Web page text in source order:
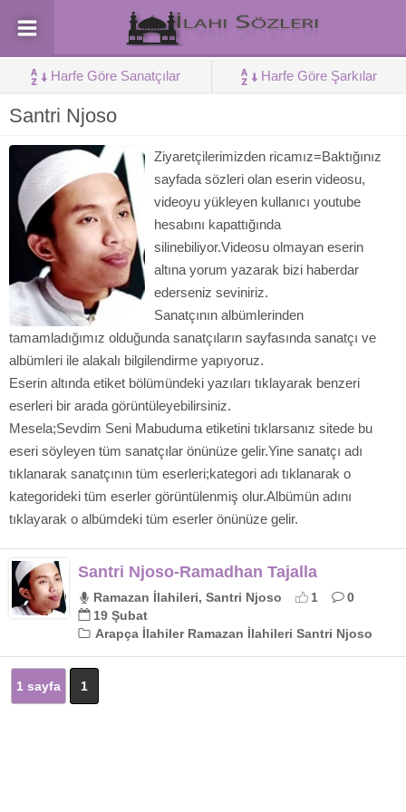
Harfe Göre Sanatçılar Harfe Göre Şarkılar
Santri Njoso
Ziyaretçilerimizden ricamız=Baktığınız
sayfada sözleri olan eserin videosu,
videoyu yükleyen kullanıcı youtube
hesabını kapattığında
silinebiliyor.Videosu olmayan eserin
altına yorum yazarak bizi haberdar
ederseniz seviniriz.
Sanatçının albümlerinden
tamamladığımız olduğunda sanatçıların sayfasında sanatçı ve
albümleri ile alakalı bilgilendirme yapıyoruz.
Eserin altında etiket bölümündeki yazıları tıklayarak benzeri
eserleri bir arada görüntüleyebilirsiniz.
Mesela;Sevdim Seni Mabuduma etiketini tıklarsanız sitede bu
eseri söyleyen tüm sanatçılar önünüze gelir.Yine sanatçı adı
tıklanarak sanatçının tüm eserleri;kategori adı tıklanarak o
kategorideki tüm eserler görüntülenmiş olur.Albümün adını
tıklayarak o albümdeki tüm eserler önünüze gelir.
Santri Njoso-Ramadhan Tajalla
Ramazan İlahileri, Santri Njoso 1
0
19 Şubat
Arapça İlahiler Ramazan İlahileri Santri Njoso
1 sayfa 1